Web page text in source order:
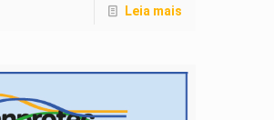
Leia mais